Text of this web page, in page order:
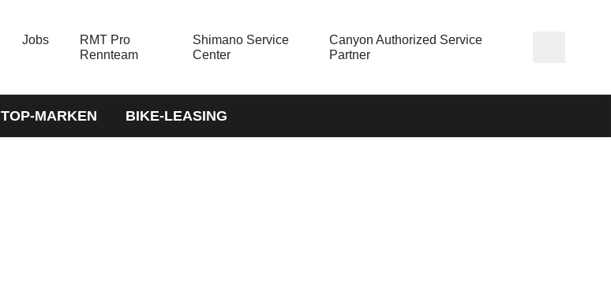
Jobs
RMT Pro
Rennteam
Shimano Service
Center
Canyon Authorized Service
Partner
TOP-MARKEN BIKE-LEASING